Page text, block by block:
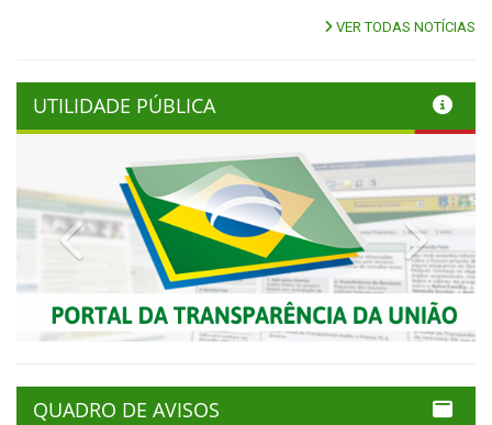
VER TODAS NOTÍCIAS
UTILIDADE PÚBLICA
Previous Next
QUADRO DE AVISOS